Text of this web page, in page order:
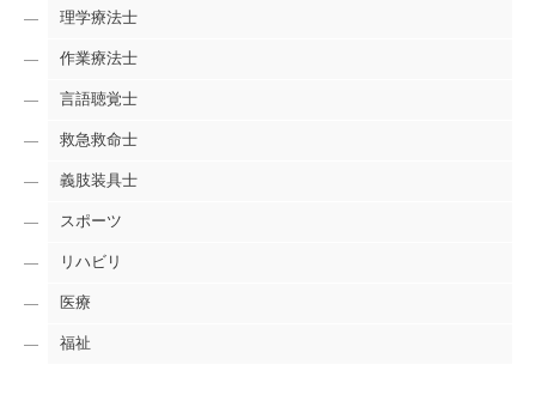
理学療法士
作業療法士
言語聴覚士
救急救命士
義肢装具士
スポーツ
リハビリ
医療
福祉